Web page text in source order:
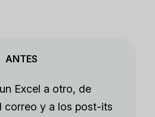
ANTES
Excel a otro, de
correo y a los post-its